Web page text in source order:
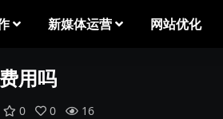
新媒体运营 网站优化
用吗
0 0 16